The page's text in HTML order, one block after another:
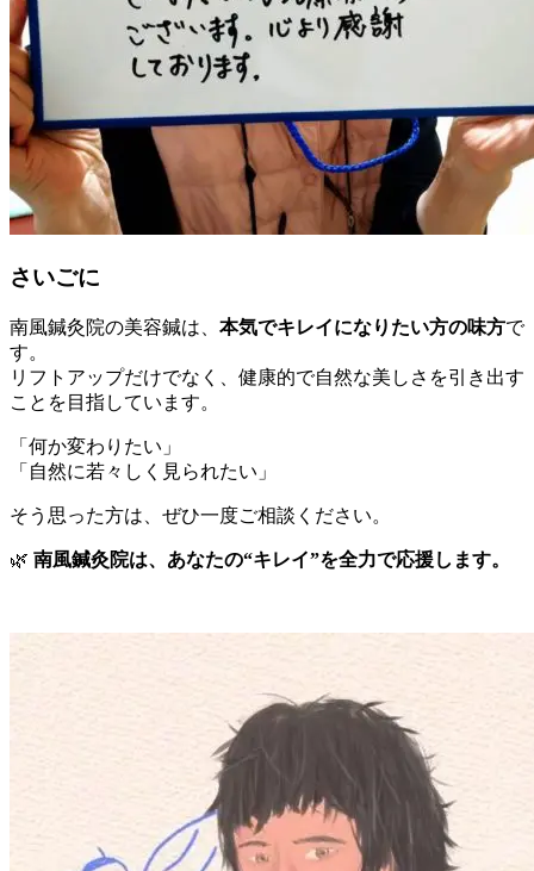
さいごに
南風鍼灸院の美容鍼は、 本気でキレイになりたい方の味方で
す。
リフトアップだけでなく、健康的で自然な美しさを引き出す
ことを目指しています。
「何か変わりたい」
「自然に若々しく見られたい」
そう思った方は、ぜひ一度ご相談ください。
🌿 南風鍼灸院は、あなたの“キレイ”を全力で応援します。